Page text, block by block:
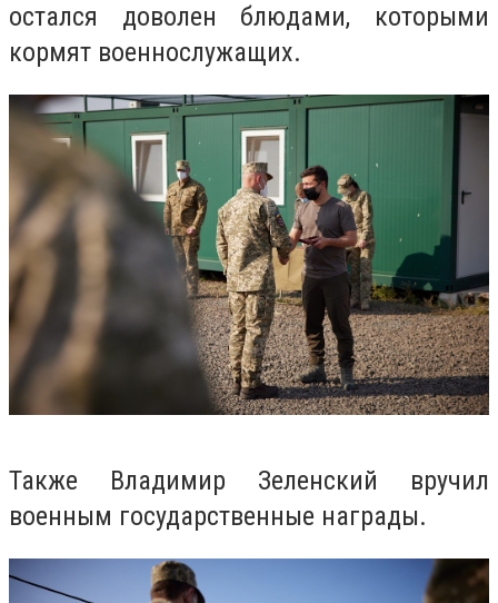
остался доволен блюдами, которыми
кормят военнослужащих.
Также Владимир Зеленский вручил
военным государственные награды.